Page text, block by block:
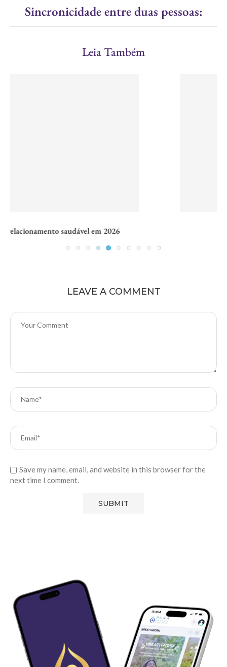
Sincronicidade entre duas pessoas:
Leia Também
Mergulho Quântico
LEAVE A COMMENT
Save my name, email, and website in this browser for the
next time I comment.